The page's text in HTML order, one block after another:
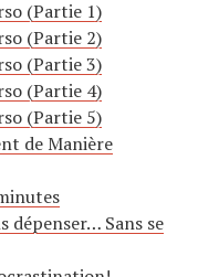
(Partie 1)
(Partie 2)
(Partie 3)
(Partie 4)
(Partie 5)
de Manière
dépenser… Sans se